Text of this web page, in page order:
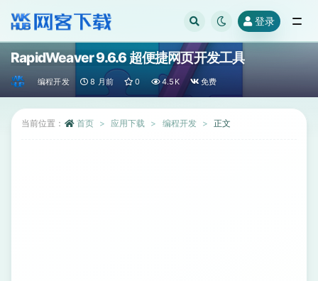
登录
RapidWeaver 9.6.6 超便捷网页开发工具
编程开发 8 月前 0 4.5K 免费
当前位置： 首页 应用下载 编程开发 正文
全部